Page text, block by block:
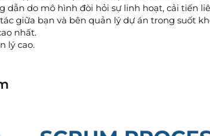
dẫn do mô hình đòi hỏi sự linh hoạt, cải tiến
giữa bạn và bên quản lý dự án trong suốt
nhất.
lý cao.